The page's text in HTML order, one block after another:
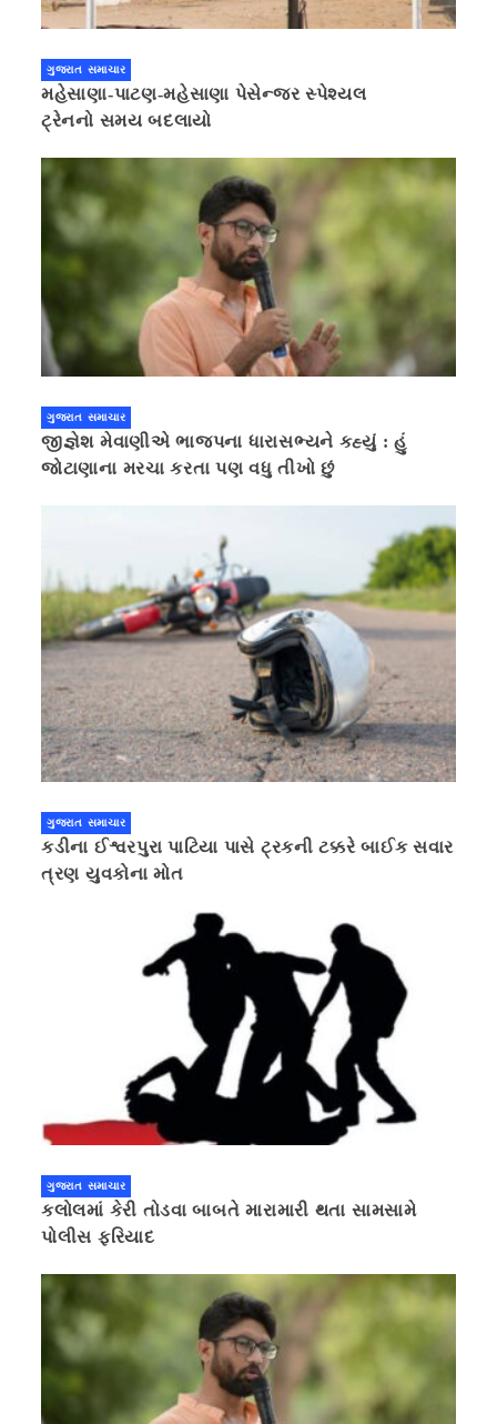
ગુજરાત સમાચાર
મહેસાણા-પાટણ-મહેસાણા પેસેન્જર સ્પેશ્યલ
ટ્રેનનો સમય બદલાયો
ગુજરાત સમાચાર
જીજ્ઞેશ મેવાણીએ ભાજપના ધારાસભ્યને કહ્યું : હું
જોટાણાના મરચા કરતા પણ વધુ તીખો છું
ગુજરાત સમાચાર
કડીના ઈશ્વરપુરા પાટિયા પાસે ટ્રકની ટક્કરે બાઈક સવાર
ત્રણ યુવકોના મોત
ગુજરાત સમાચાર
કલોલમાં કેરી તોડવા બાબતે મારામારી થતા સામસામે
પોલીસ ફરિયાદ